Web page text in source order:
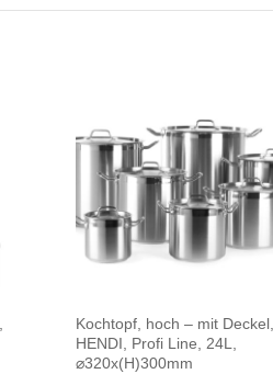
Kochtopf, hoch – mit Deckel,
HENDI, Profi Line, 24L,
⌀320x(H)300mm